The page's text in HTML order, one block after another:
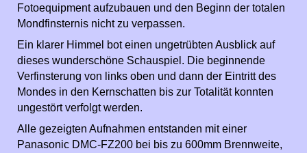
Fotoequipment aufzubauen und den Beginn der totalen
Mondfinsternis nicht zu verpassen.
Ein klarer Himmel bot einen ungetrübten Ausblick auf
dieses wunderschöne Schauspiel. Die beginnende
Verfinsterung von links oben und dann der Eintritt des
Mondes in den Kernschatten bis zur Totalität konnten
ungestört verfolgt werden.
Alle gezeigten Aufnahmen entstanden mit einer
Panasonic DMC-FZ200 bei bis zu 600mm Brennweite,